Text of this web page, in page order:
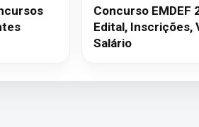
Concurso EMDEF
Edital, Inscrições,
Salário